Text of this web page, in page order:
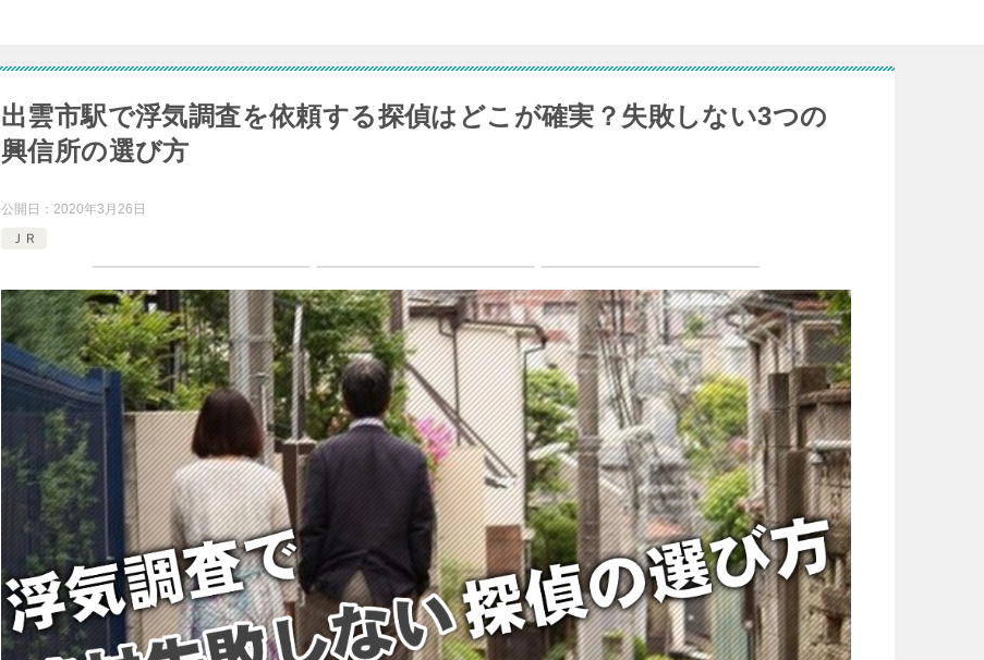
出雲市駅で浮気調査を依頼する探偵はどこが確実？失敗しない3つの
興信所の選び方
公開日： 2020年3月26日
ＪＲ